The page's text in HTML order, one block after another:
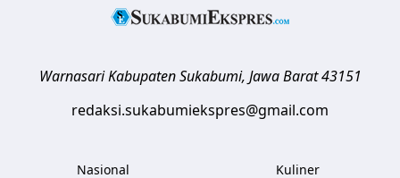
Warnasari Kabupaten Sukabumi, Jawa Barat 43151
redaksi.sukabumiekspres@gmail.com
Nasional Kuliner